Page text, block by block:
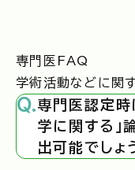
専門医FAQ
学術活動などに関
専門医認定時
学に関する」
出可能でしょ